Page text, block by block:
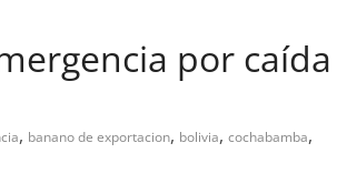
por caída
, banano de exportacion, bolivia, cochabamba,